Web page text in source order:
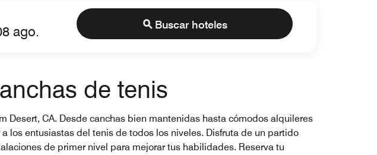
Buscar hoteles
de tenis
Desert, CA. Desde canchas bien mantenidas hasta cómodos alquileres
los entusiastas del tenis de todos los niveles. Disfruta de un partido
de primer nivel para mejorar tus habilidades. Reserva tu